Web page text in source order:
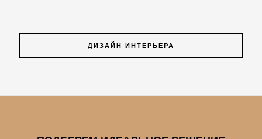
ДИЗАЙН ИНТЕРЬЕРА